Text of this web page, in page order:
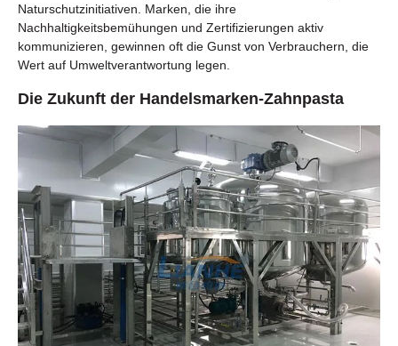
Naturschutzinitiativen. Marken, die ihre
Nachhaltigkeitsbemühungen und Zertifizierungen aktiv
kommunizieren, gewinnen oft die Gunst von Verbrauchern, die
Wert auf Umweltverantwortung legen.
Die Zukunft der Handelsmarken-Zahnpasta